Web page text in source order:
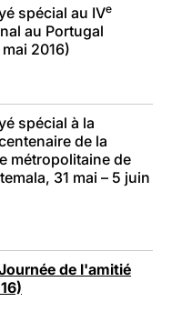
spécial au IVe
au Portugal
2016)
spécial à la
de la
métropolitaine de
31 mai – 5 juin
de l'amitié